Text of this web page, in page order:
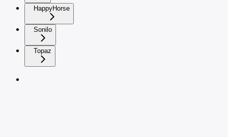
HappyHorse
Sonilo
Topaz